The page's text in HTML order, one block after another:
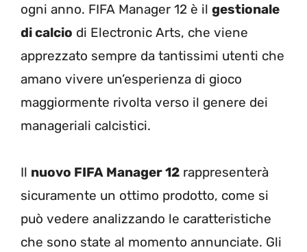
ogni anno. FIFA Manager 12 è il gestionale
di calcio di Electronic Arts, che viene
apprezzato sempre da tantissimi utenti che
amano vivere un’esperienza di gioco
maggiormente rivolta verso il genere dei
manageriali calcistici.
Il nuovo FIFA Manager 12 rappresenterà
sicuramente un ottimo prodotto, come si
può vedere analizzando le caratteristiche
che sono state al momento annunciate. Gli